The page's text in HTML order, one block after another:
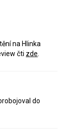
na Hlinka
čti zde
do